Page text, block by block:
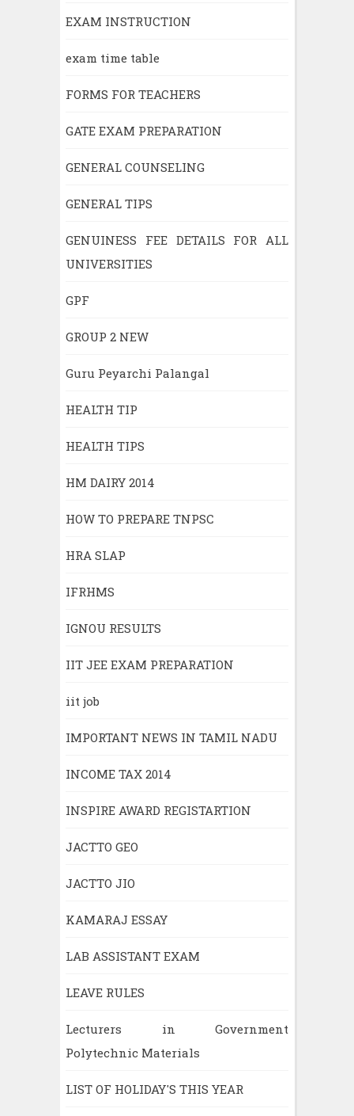
EXAM INSTRUCTION
exam time table
FORMS FOR TEACHERS
GATE EXAM PREPARATION
GENERAL COUNSELING
GENERAL TIPS
GENUINESS FEE DETAILS FOR ALL
UNIVERSITIES
GPF
GROUP 2 NEW
Guru Peyarchi Palangal
HEALTH TIP
HEALTH TIPS
HM DAIRY 2014
HOW TO PREPARE TNPSC
HRA SLAP
IFRHMS
IGNOU RESULTS
IIT JEE EXAM PREPARATION
iit job
IMPORTANT NEWS IN TAMIL NADU
INCOME TAX 2014
INSPIRE AWARD REGISTARTION
JACTTO GEO
JACTTO JIO
KAMARAJ ESSAY
LAB ASSISTANT EXAM
LEAVE RULES
Lecturers in Government
Polytechnic Materials
LIST OF HOLIDAY'S THIS YEAR